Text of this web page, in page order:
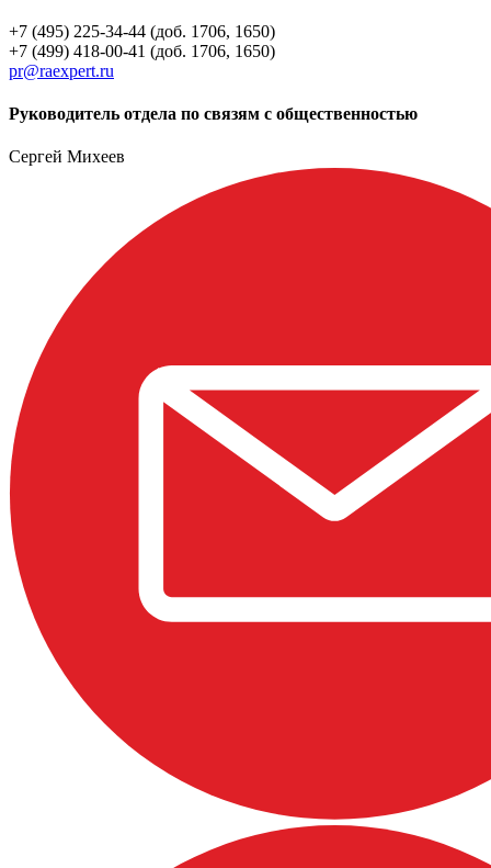
+7 (495) 225-34-44 (доб. 1706, 1650)
+7 (499) 418-00-41 (доб. 1706, 1650)
pr@raexpert.ru
Руководитель отдела по связям с общественностью
Сергей Михеев